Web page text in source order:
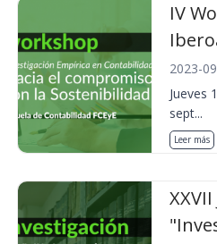
IV
2023-
Jueves
sept...
Leer más